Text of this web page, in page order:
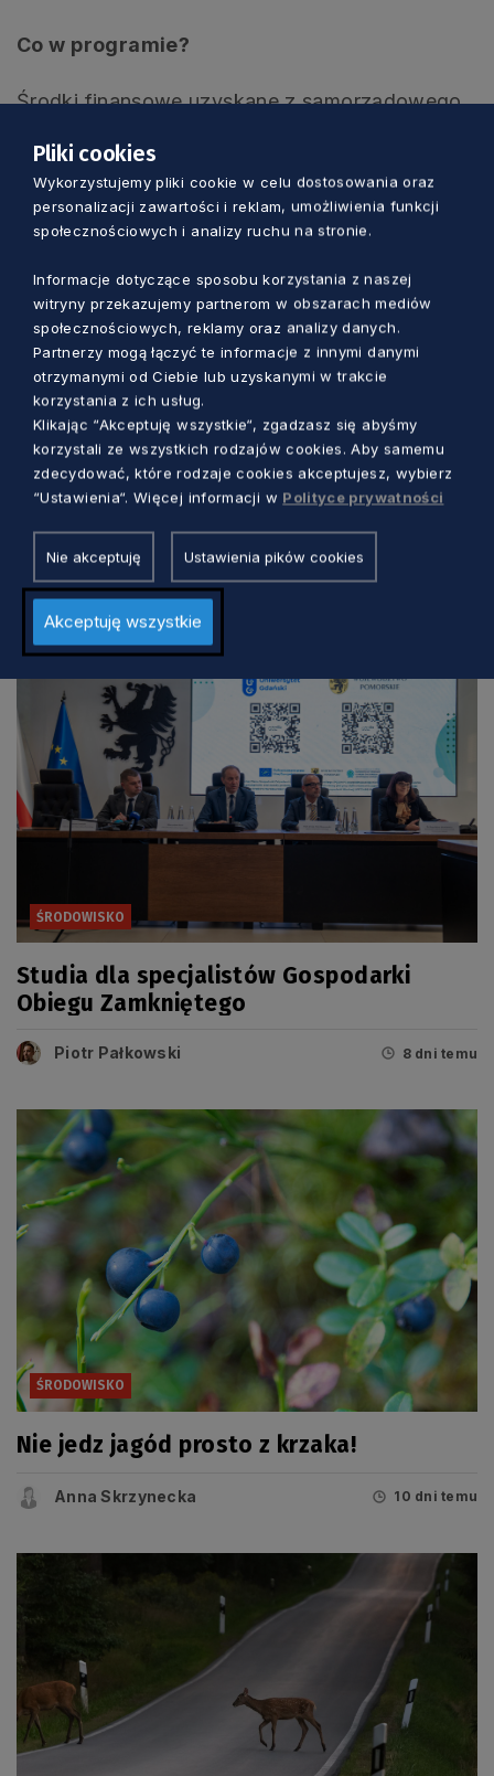
Co w programie?
Środki finansowe uzyskane z samorządowego
można przeznaczyć m.in. na budowę lub
rozbudowę ogrodowej infrastruktury. Mogą to
być alejki, parkingi oświetlenie oraz świetlice
przeznaczyć na rewitalizację istniejących na
terenie ogrodów terenów zielonych, alei drzew
czy oczek wodnych i stawów. Szczegółowe
zasady programu zostaną przyjęte prze Zarząd
Województwa Pomorskiego i będą ogłoszone
na początku 2024 r.
Zobacz również
ŚRODOWISKO
Studia dla specjalistów Gospodarki
Obiegu Zamkniętego
Piotr Pałkowski 8 dni temu
ŚRODOWISKO
Nie jedz jagód prosto z krzaka!
Anna Skrzynecka 10 dni temu
Pliki cookies
Wykorzystujemy pliki cookie w celu dostosowania oraz
personalizacji zawartości i reklam, umożliwienia funkcji
społecznościowych i analizy ruchu na stronie.
Informacje dotyczące sposobu korzystania z naszej
witryny przekazujemy partnerom w obszarach mediów
społecznościowych, reklamy oraz analizy danych.
Partnerzy mogą łączyć te informacje z innymi danymi
otrzymanymi od Ciebie lub uzyskanymi w trakcie
korzystania z ich usług.
Klikając “Akceptuję wszystkie“, zgadzasz się abyśmy
korzystali ze wszystkich rodzajów cookies. Aby samemu
zdecydować, które rodzaje cookies akceptujesz, wybierz
“Ustawienia“. Więcej informacji w Polityce prywatności
Nie akceptuję Ustawienia pików cookies
Akceptuję wszystkie